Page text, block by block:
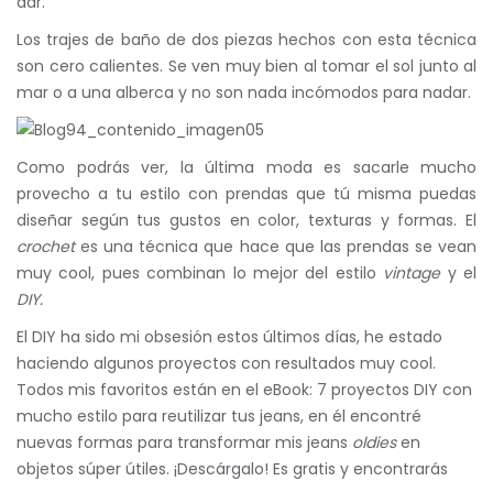
Los trajes de baño de dos piezas hechos con esta técnica
son cero calientes. Se ven muy bien al tomar el sol junto al
mar o a una alberca y no son nada incómodos para nadar.
Como podrás ver, la última moda es sacarle mucho
provecho a tu estilo con prendas que tú misma puedas
diseñar según tus gustos en color, texturas y formas. El
crochetes una técnica que hace que las prendas se vean
muy cool, pues combinan lo mejor del estilo vintage y el
DIY.
El DIY ha sido mi obsesión estos últimos días, he estado
haciendo algunos proyectos con resultados muy cool.
Todos mis favoritos están en el eBook: 7 proyectos DIY con
mucho estilo para reutilizar tus jeans, en él encontré
nuevas formas para transformar mis jeans oldiesen
objetos súper útiles. ¡Descárgalo! Es gratis y encontrarás